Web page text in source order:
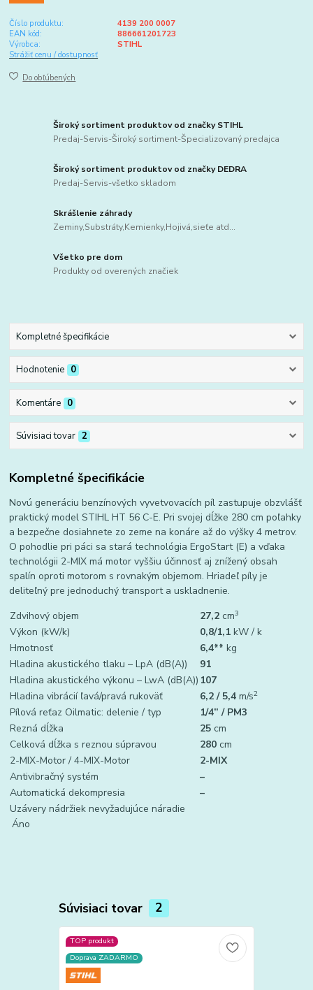
Číslo produktu:
4139 200 0007
EAN kód:
886661201723
Výrobca:
STIHL
Strážiť cenu / dostupnosť
Do obľúbených
Široký sortiment produktov od značky STIHL
Predaj-Servis-Široký sortiment-Špecializovaný predajca
Široký sortiment produktov od značky DEDRA
Predaj-Servis-všetko skladom
Skrášlenie záhrady
Zeminy,Substráty,Kemienky,Hojivá,sieťe atd...
Všetko pre dom
Produkty od overených značiek
Kompletné špecifikácie
Hodnotenie 0
Komentáre 0
Súvisiaci tovar 2
Kompletné špecifikácie
Novú generáciu benzínových vyvetvovacích píl zastupuje obzvlášť
praktický model STIHL HT 56 C-E. Pri svojej dĺžke 280 cm poľahky
a bezpečne dosiahnete zo zeme na konáre až do výšky 4 metrov.
O pohodlie pri páci sa stará technológia ErgoStart (E) a vďaka
technológii 2-MIX má motor vyššiu účinnosť aj znížený obsah
spalín oproti motorom s rovnakým objemom. Hriadeľ píly je
deliteľný pre jednoduchý transport a uskladnenie.
Zdvihový objem
27,2 cm3
Výkon (kW/k) 0,8/1,1 kW / k
Hmotnosť
6,4** kg
Hladina akustického tlaku – LpA (dB(A))
91
Hladina akustického výkonu – LwA (dB(A)) 107
Hladina vibrácií ľavá/pravá rukoväť
6,2 / 5,4 m/s2
Pílová reťaz Oilmatic: delenie / typ
1/4” / PM3
Rezná dĺžka
25 cm
Celková dĺžka s reznou súpravou
280 cm
2-MIX-Motor / 4-MIX-Motor
2-MIX
Antivibračný systém
–
Automatická dekompresia
–
Uzávery nádržiek nevyžadujúce náradie
Áno
Súvisiaci tovar 2
TOP produkt
Doprava ZADARMO